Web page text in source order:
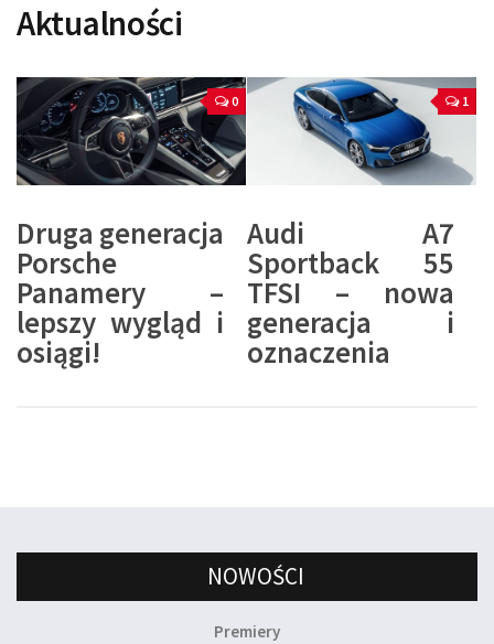
Aktualności
0
Druga generacja
Porsche
Panamery –
lepszy wygląd i
osiągi!
1
Audi A7
Sportback 55
TFSI – nowa
generacja i
oznaczenia
NOWOŚCI
Premiery